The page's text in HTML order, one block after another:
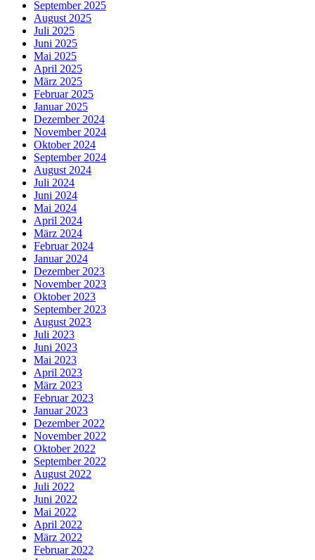
September 2025
August 2025
Juli 2025
Juni 2025
Mai 2025
April 2025
März 2025
Februar 2025
Januar 2025
Dezember 2024
November 2024
Oktober 2024
September 2024
August 2024
Juli 2024
Juni 2024
Mai 2024
April 2024
März 2024
Februar 2024
Januar 2024
Dezember 2023
November 2023
Oktober 2023
September 2023
August 2023
Juli 2023
Juni 2023
Mai 2023
April 2023
März 2023
Februar 2023
Januar 2023
Dezember 2022
November 2022
Oktober 2022
September 2022
August 2022
Juli 2022
Juni 2022
Mai 2022
April 2022
März 2022
Februar 2022